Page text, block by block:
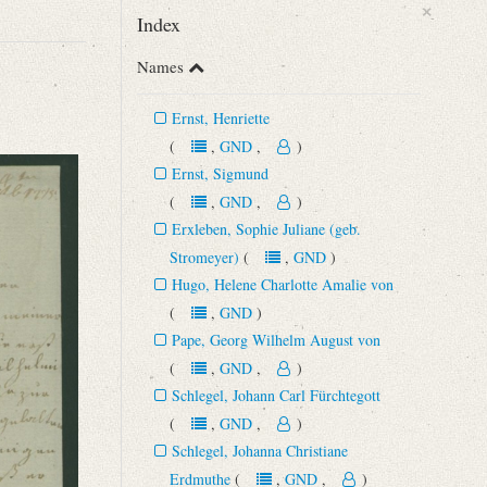
×
Index
Names
Ernst, Henriette
(, GND, )
Ernst, Sigmund
(, GND, )
Erxleben, Sophie Juliane (geb.
Stromeyer) (, GND)
Hugo, Helene Charlotte Amalie von
(, GND)
Pape, Georg Wilhelm August von
(, GND, )
Schlegel, Johann Carl Fürchtegott
(, GND, )
Schlegel, Johanna Christiane
Erdmuthe (,GND, )